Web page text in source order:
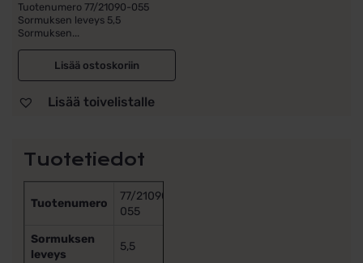
Tuotetiedot
Tuotenumero
77/21090-
055
Sormuksen
leveys
5,5
Tuotenumero 77/21090-055
Sormuksen leveys 5,5
Sormuksen...
Lisää ostoskoriin
Lisää toivelistalle